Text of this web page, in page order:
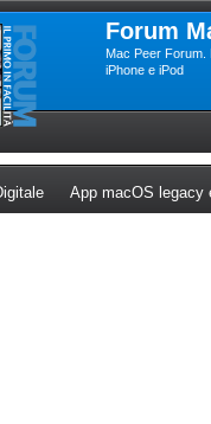
Forum
Mac Peer Forum.
iPhone e iPod
tab) (Opens a new tab)
App macOS legacy